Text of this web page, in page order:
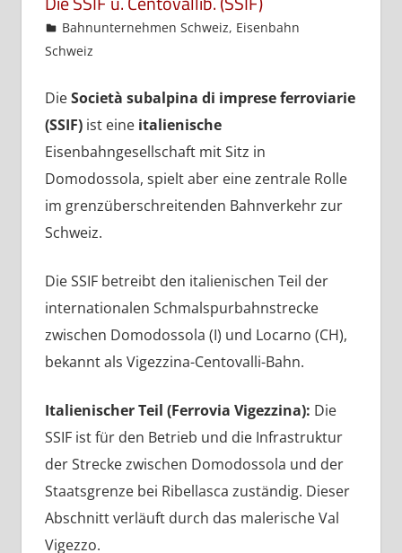
admin
Bahnunternehmen Schweiz, Eisenbahn
Schweiz
DieSocietà subalpina di imprese ferroviarie
(SSIF)ist eine italienische
Eisenbahngesellschaft mit Sitz in
Domodossola, spielt aber eine zentrale Rolle
im grenzüberschreitenden Bahnverkehr zur
Schweiz.
Die SSIF betreibt den italienischen Teil der
internationalen Schmalspurbahnstrecke
zwischen Domodossola (I) und Locarno (CH),
bekannt als Vigezzina-Centovalli-Bahn.
Italienischer Teil (Ferrovia Vigezzina): Die
SSIF ist für den Betrieb und die Infrastruktur
der Strecke zwischen Domodossola und der
Staatsgrenze bei Ribellasca zuständig. Dieser
Abschnitt verläuft durch das malerische Val
Vigezzo.